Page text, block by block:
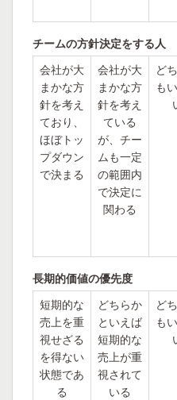
チームの方針決定をする人
会社が大
まかな方
針を考え
ており、
ほぼトッ
プダウン
で決まる
会社が大
まかな方
針を考え
ている
が、チー
ムも一定
の範囲内
で決定に
関わる
ど
も
長期的価値の優先度
短期的な
売上を重
視せざる
を得ない
状態であ
る
どちらか
といえば
短期的な
売上が重
視されて
いる
ど
も